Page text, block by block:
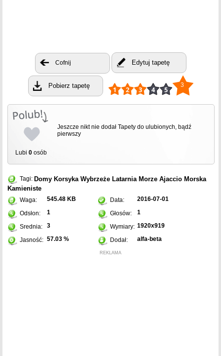
Cofnij Edytuj tapetę
Pobierz tapetę 3
Lubi 0 osób
Jeszcze nikt nie dodał Tapety do ulubionych, bądź
pierwszy
Tagi: Domy Korsyka Wybrzeże Latarnia Morze Ajaccio Morska
Kamieniste
Waga: 545.48 KB Data: 2016-07-01
Odsłon: 1 Głosów: 1
Srednia: 3 Wymiary: 1920x919
Jasność: 57.03 % Dodał: alfa-beta
REKLAMA